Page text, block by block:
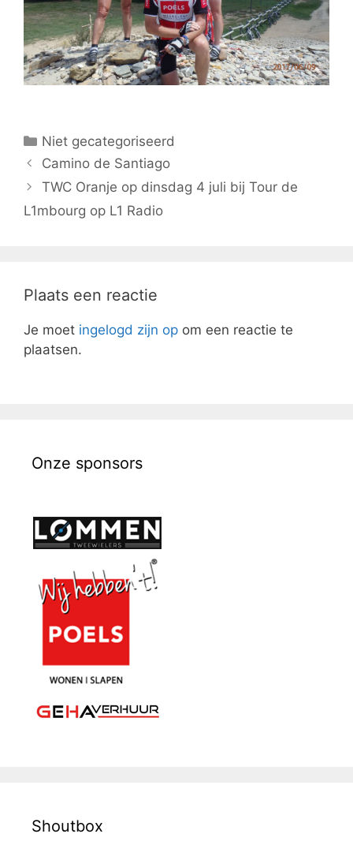
Niet gecategoriseerd
Camino de Santiago
TWC Oranje op dinsdag 4 juli bij Tour de
L1mbourg op L1 Radio
Plaats een reactie
Je moet ingelogd zijn op om een reactie te
plaatsen.
Onze sponsors
Shoutbox